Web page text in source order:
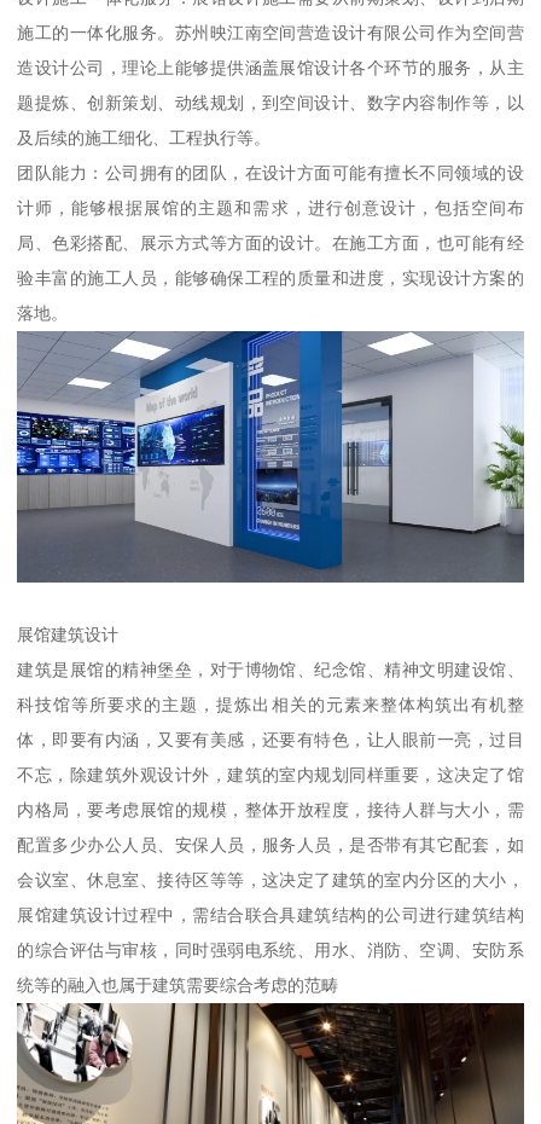
施工的一体化服务。苏州映江南空间营造设计有限公司作为空间营
造设计公司，理论上能够提供涵盖展馆设计各个环节的服务，从主
题提炼、创新策划、动线规划，到空间设计、数字内容制作等，以
及后续的施工细化、工程执行等。
团队能力：公司拥有的团队，在设计方面可能有擅长不同领域的设
计师，能够根据展馆的主题和需求，进行创意设计，包括空间布
局、色彩搭配、展示方式等方面的设计。在施工方面，也可能有经
验丰富的施工人员，能够确保工程的质量和进度，实现设计方案的
落地。
展馆建筑设计
建筑是展馆的精神堡垒，对于博物馆、纪念馆、精神文明建设馆、
科技馆等所要求的主题，提炼出相关的元素来整体构筑出有机整
体，即要有内涵，又要有美感，还要有特色，让人眼前一亮，过目
不忘，除建筑外观设计外，建筑的室内规划同样重要，这决定了馆
内格局，要考虑展馆的规模，整体开放程度，接待人群与大小，需
配置多少办公人员、安保人员，服务人员，是否带有其它配套，如
会议室、休息室、接待区等等，这决定了建筑的室内分区的大小，
展馆建筑设计过程中，需结合联合具建筑结构的公司进行建筑结构
的综合评估与审核，同时强弱电系统、用水、消防、空调、安防系
统等的融入也属于建筑需要综合考虑的范畴